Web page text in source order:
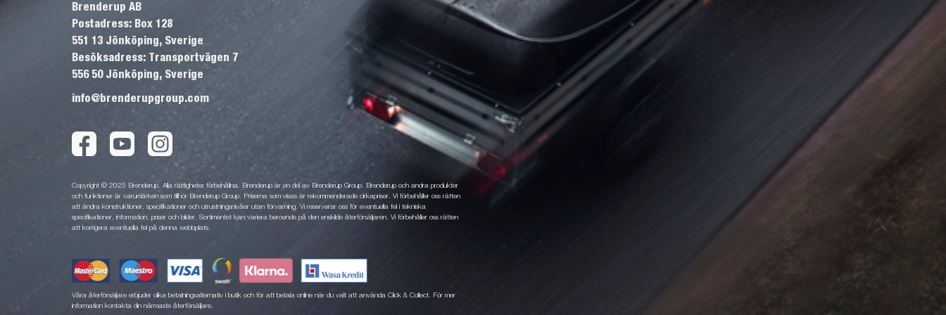
Brenderup AB
Postadress: Box 128
551 13 Jönköping, Sverige
Besöksadress: Transportvägen 7
556 50 Jönköping, Sverige
info@brenderupgroup.com
Copyright © 2025 Brenderup. Alla rättigheter förbehållna. Brenderup är en del av Brenderup Group. Brenderup och andra produkter
och funktioner är varumärken som tillhör Brenderup Group. Priserna som visas är rekommenderade cirkapriser. Vi förbehåller oss rätten
att ändra konstruktioner, specifikationer och utrustningsnivåer utan förvarning. Vi reserverar oss för eventuella fel i tekniska
specifikationer, information, priser och bilder. Sortimentet kan variera beroende på den enskilde återförsäljaren. Vi förbehåller oss rätten
att korrigera eventuella fel på denna webbplats.
Våra återförsäljare erbjuder olika betalningsalternativ i butik och för att betala online när du valt att använda Click & Collect. För mer
information kontakta din närmaste återförsäljare.